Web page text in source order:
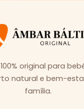
original para
natural e bem-
família.